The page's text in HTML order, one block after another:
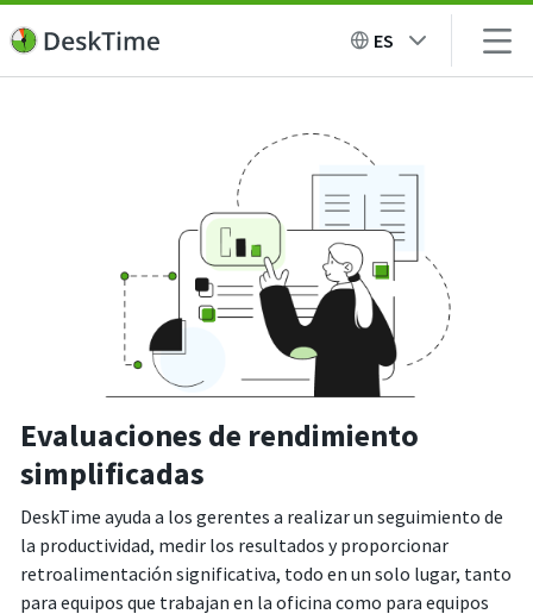
ES
Evaluaciones de rendimiento
simplificadas
DeskTime ayuda a los gerentes a realizar un seguimiento de
la productividad, medir los resultados y proporcionar
retroalimentación significativa, todo en un solo lugar, tanto
para equipos que trabajan en la oficina como para equipos